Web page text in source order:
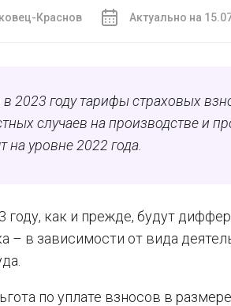
Краснов Актуально на
2023 году тарифы страховых
случаев на производстве и
на уровне 2022 года.
году, как и прежде, будут
– в зависимости от вида
по уплате взносов в